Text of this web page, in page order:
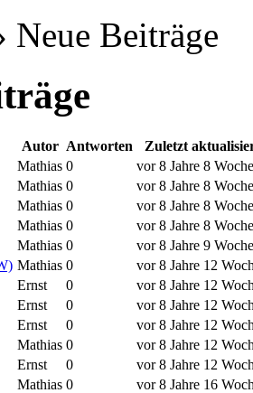
Neue Beiträge
Autor Antworten
Zuletzt
Mathias 0
vor 8 Jahre 8
Mathias 0
vor 8 Jahre 8
Mathias 0
vor 8 Jahre 8
Mathias 0
vor 8 Jahre 8
Mathias 0
vor 8 Jahre 9
Mathias 0
vor 8 Jahre 12
Ernst 0
vor 8 Jahre 12
Ernst 0
vor 8 Jahre 12
Ernst 0
vor 8 Jahre 12
Mathias 0
vor 8 Jahre 12
Ernst 0
vor 8 Jahre 12
Mathias 0
vor 8 Jahre 16